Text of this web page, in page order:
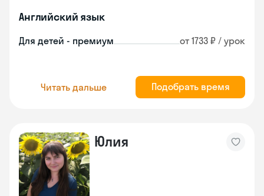
Английский язык
Для детей - премиум от 1733 ₽ / урок
Читать дальше Подобрать время
Юлия